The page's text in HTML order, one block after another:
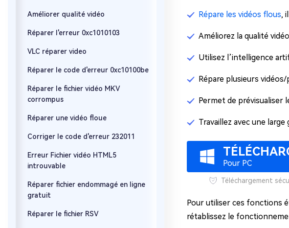
Améliorer qualité vidéo
Réparer l'erreur 0xc1010103
VLC réparer video
Réparer le code d'erreur 0xc10100be
Réparer le fichier vidéo MKV
corrompus
Réparer une vidéo floue
Corriger le code d'erreur 232011
Erreur Fichier vidéo HTML5
introuvable
Réparer fichier endommagé en ligne
gratuit
Réparer le fichier RSV
Répare les vidéos flous,
Améliorez la qualité
Utilisez l’intelligence
Répare plusieurs
Permet de prévisualiser
Travaillez avec une
Pour PC
Téléchargement
Pour utiliser ces fonctions
rétablissez le